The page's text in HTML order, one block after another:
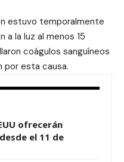
estuvo temporalmente
a la luz al menos 15
coágulos sanguíneos
por esta causa.
ofrecerán
el 11 de